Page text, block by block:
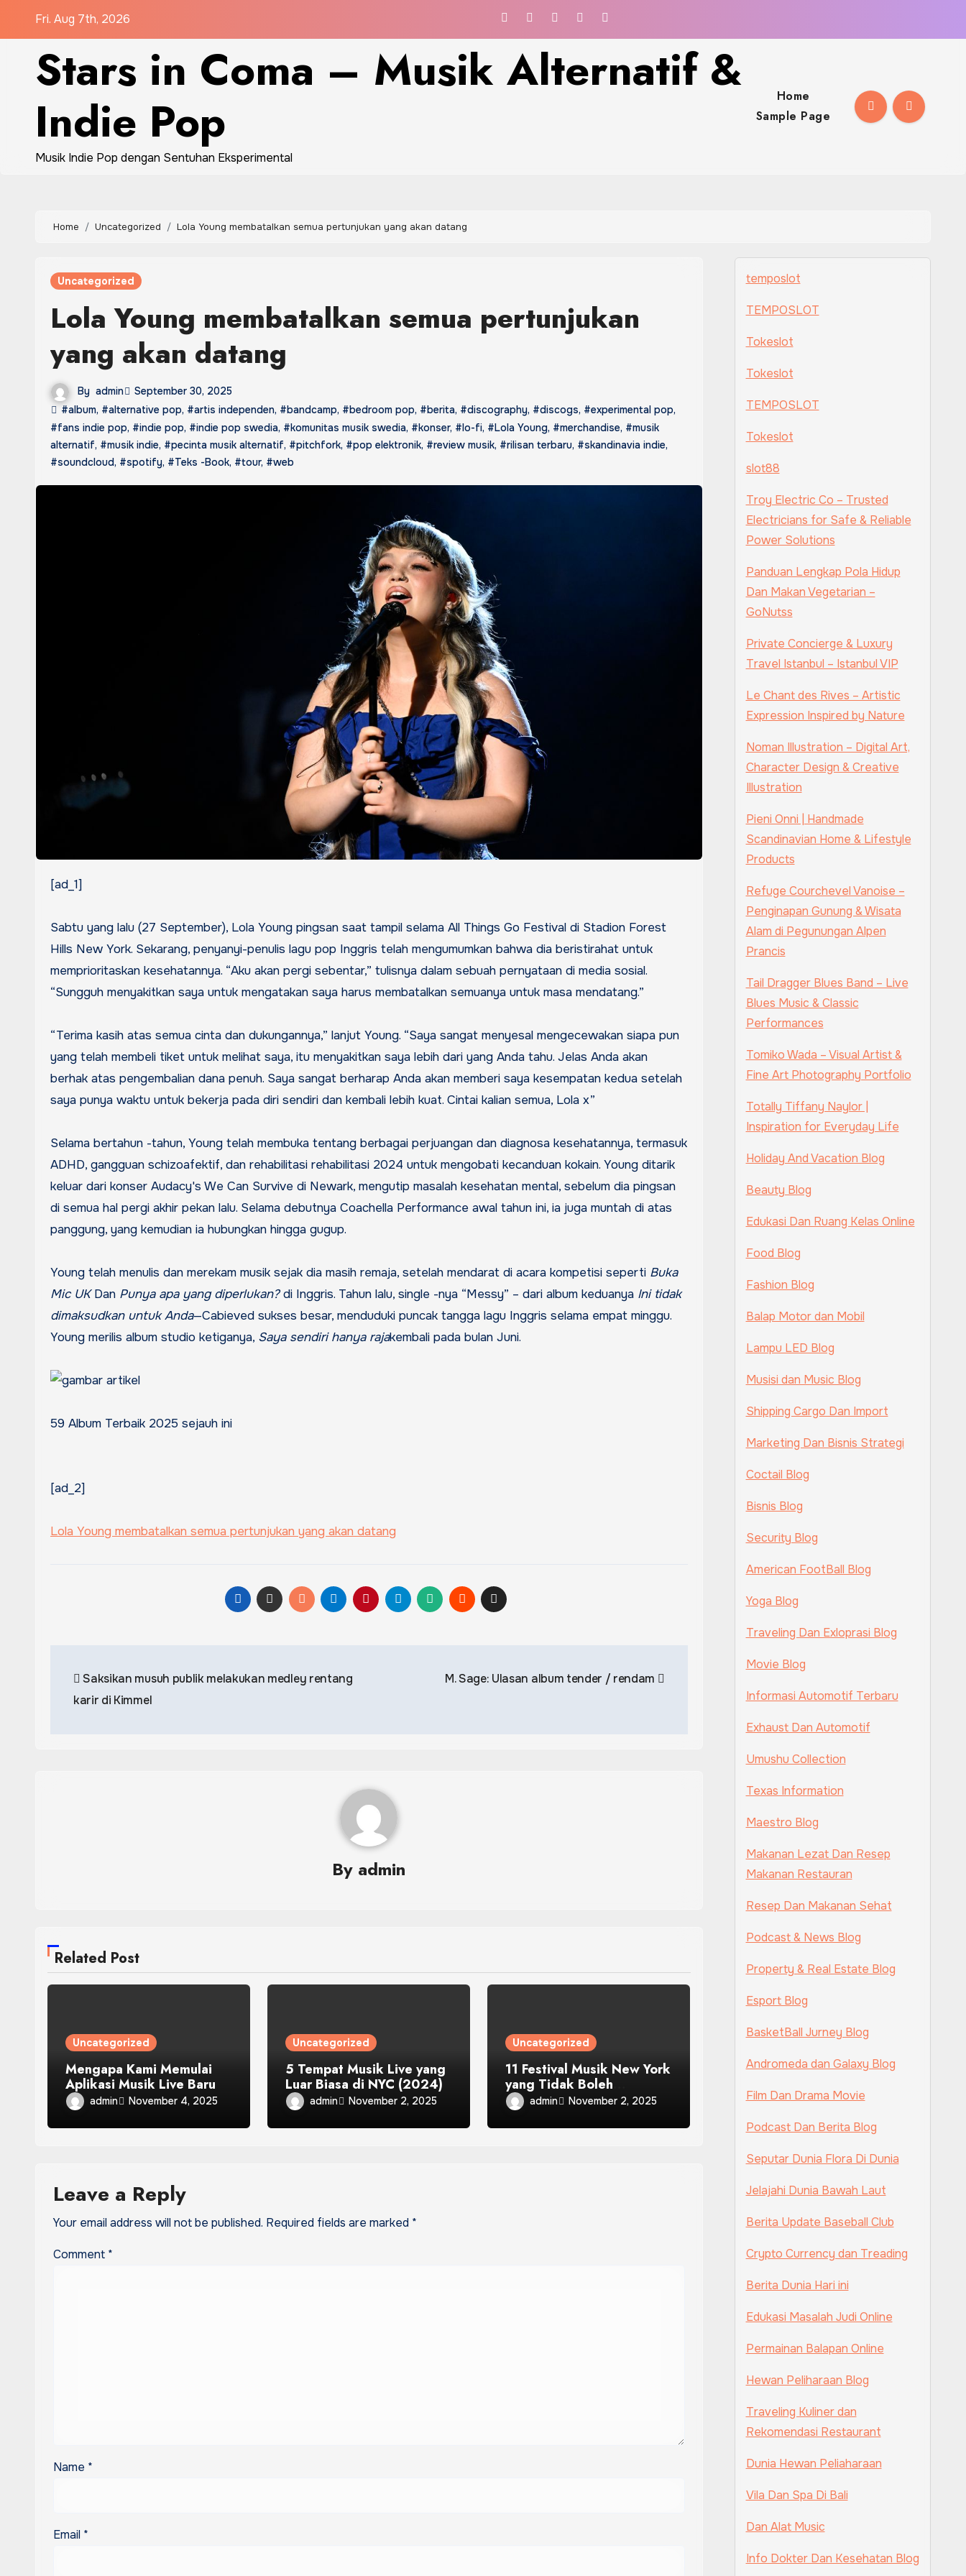
Fri. Aug 7th, 2026
Stars in Coma – Musik Alternatif &
Indie Pop
Musik Indie Pop dengan Sentuhan Eksperimental
Home
Sample Page
Home Uncategorized Lola Young membatalkan semua pertunjukan yang akan datang
Uncategorized
Lola Young membatalkan semua pertunjukan
yang akan datang
By admin
September 30, 2025
#album, #alternative pop, #artis independen, #bandcamp, #bedroom pop, #berita, #discography, #discogs, #experimental pop,
#fans indie pop, #indie pop, #indie pop swedia, #komunitas musik swedia, #konser, #lo-fi, #Lola Young, #merchandise, #musik
alternatif, #musik indie, #pecinta musik alternatif, #pitchfork, #pop elektronik, #review musik, #rilisan terbaru, #skandinavia indie,
#soundcloud, #spotify, #Teks -Book, #tour, #web
[ad_1]
Sabtu yang lalu (27 September), Lola Young pingsan saat tampil selama All Things Go Festival di Stadion Forest
Hills New York. Sekarang, penyanyi-penulis lagu pop Inggris telah mengumumkan bahwa dia beristirahat untuk
memprioritaskan kesehatannya. “Aku akan pergi sebentar,” tulisnya dalam sebuah pernyataan di media sosial.
“Sungguh menyakitkan saya untuk mengatakan saya harus membatalkan semuanya untuk masa mendatang.”
“Terima kasih atas semua cinta dan dukungannya,” lanjut Young. “Saya sangat menyesal mengecewakan siapa pun
yang telah membeli tiket untuk melihat saya, itu menyakitkan saya lebih dari yang Anda tahu. Jelas Anda akan
berhak atas pengembalian dana penuh. Saya sangat berharap Anda akan memberi saya kesempatan kedua setelah
saya punya waktu untuk bekerja pada diri sendiri dan kembali lebih kuat. Cintai kalian semua, Lola x”
Selama bertahun -tahun, Young telah membuka tentang berbagai perjuangan dan diagnosa kesehatannya, termasuk
ADHD, gangguan schizoafektif, dan rehabilitasi rehabilitasi 2024 untuk mengobati kecanduan kokain. Young ditarik
keluar dari konser Audacy's We Can Survive di Newark, mengutip masalah kesehatan mental, sebelum dia pingsan
di semua hal pergi akhir pekan lalu. Selama debutnya Coachella Performance awal tahun ini, ia juga muntah di atas
panggung, yang kemudian ia hubungkan hingga gugup.
Young telah menulis dan merekam musik sejak dia masih remaja, setelah mendarat di acara kompetisi seperti Buka
Mic UKDan Punya apa yang diperlukan?di Inggris. Tahun lalu, single -nya “Messy” – dari album keduanya Ini tidak
dimaksudkan untuk Anda—Cabieved sukses besar, menduduki puncak tangga lagu Inggris selama empat minggu.
Young merilis album studio ketiganya, Saya sendiri hanya rajakembali pada bulan Juni.
59 Album Terbaik 2025 sejauh ini
[ad_2]
Lola Young membatalkan semua pertunjukan yang akan datang
navigation
Saksikan musuh publik melakukan medley rentang
karir di Kimmel
M. Sage: Ulasan album tender / rendam
By admin
Related Post
Uncategorized
Mengapa Kami Memulai
Aplikasi Musik Live Baru
admin November 4, 2025
Uncategorized
5 Tempat Musik Live yang
Luar Biasa di NYC (2024)
admin November 2, 2025
Uncategorized
11 Festival Musik New York
yang Tidak Boleh
Dilewatkan pada tahun
2024
admin November 2, 2025
Leave a Reply
Your email address will not be published. Required fields are marked *
Comment *
Name *
Email *
temposlot
TEMPOSLOT
Tokeslot
Tokeslot
TEMPOSLOT
Tokeslot
slot88
Troy Electric Co – Trusted
Electricians for Safe & Reliable
Power Solutions
Panduan Lengkap Pola Hidup
Dan Makan Vegetarian –
GoNutss
Private Concierge & Luxury
Travel Istanbul – Istanbul VIP
Le Chant des Rives – Artistic
Expression Inspired by Nature
Noman Illustration – Digital Art,
Character Design & Creative
Illustration
Pieni Onni | Handmade
Scandinavian Home & Lifestyle
Products
Refuge Courchevel Vanoise –
Penginapan Gunung & Wisata
Alam di Pegunungan Alpen
Prancis
Tail Dragger Blues Band – Live
Blues Music & Classic
Performances
Tomiko Wada – Visual Artist &
Fine Art Photography Portfolio
Totally Tiffany Naylor |
Inspiration for Everyday Life
Holiday And Vacation Blog
Beauty Blog
Edukasi Dan Ruang Kelas Online
Food Blog
Fashion Blog
Balap Motor dan Mobil
Lampu LED Blog
Musisi dan Music Blog
Shipping Cargo Dan Import
Marketing Dan Bisnis Strategi
Coctail Blog
Bisnis Blog
Security Blog
American FootBall Blog
Yoga Blog
Traveling Dan Exloprasi Blog
Movie Blog
Informasi Automotif Terbaru
Exhaust Dan Automotif
Umushu Collection
Texas Information
Maestro Blog
Makanan Lezat Dan Resep
Makanan Restauran
Resep Dan Makanan Sehat
Podcast & News Blog
Property & Real Estate Blog
Esport Blog
BasketBall Jurney Blog
Andromeda dan Galaxy Blog
Film Dan Drama Movie
Podcast Dan Berita Blog
Seputar Dunia Flora Di Dunia
Jelajahi Dunia Bawah Laut
Berita Update Baseball Club
Crypto Currency dan Treading
Berita Dunia Hari ini
Edukasi Masalah Judi Online
Permainan Balapan Online
Hewan Peliharaan Blog
Traveling Kuliner dan
Rekomendasi Restaurant
Dunia Hewan Peliaharaan
Vila Dan Spa Di Bali
Dan Alat Music
Info Dokter Dan Kesehatan Blog